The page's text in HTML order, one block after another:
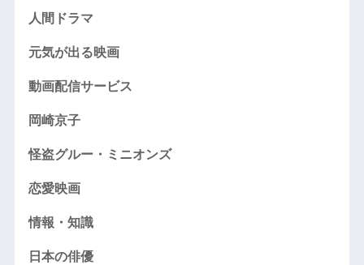
人間ドラマ
元気が出る映画
動画配信サービス
岡崎京子
怪盗グルー・ミニオンズ
恋愛映画
情報・知識
日本の俳優